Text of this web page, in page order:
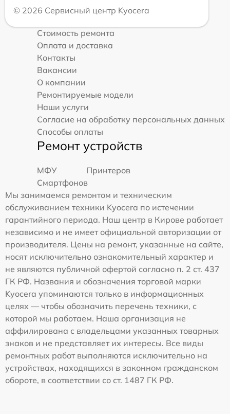
© 2026 Сервисный центр Kyocera
Стоимость ремонта
Оплата и доставка
Контакты
Вакансии
О компании
Ремонтируемые модели
Наши услуги
Согласие на обработку персональных данных
Способы оплаты
Ремонт устройств
МФУ
Принтеров
Смартфонов
Мы занимаемся ремонтом и техническим
обслуживанием техники Kyocera по истечении
гарантийного периода. Наш центр в Кирове работает
независимо и не имеет официальной авторизации от
производителя. Цены на ремонт, указанные на сайте,
носят исключительно ознакомительный характер и
не являются публичной офертой согласно п. 2 ст. 437
ГК РФ. Названия и обозначения торговой марки
Kyocera упоминаются только в информационных
целях — чтобы обозначить перечень техники, с
которой мы работаем. Наша организация не
аффилирована с владельцами указанных товарных
знаков и не представляет их интересы. Все виды
ремонтных работ выполняются исключительно на
устройствах, находящихся в законном гражданском
обороте, в соответствии со ст. 1487 ГК РФ.